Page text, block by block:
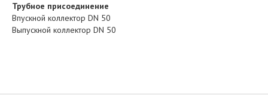
Трубное присоединение
Впускной коллектор DN 50
Выпускной коллектор DN 50